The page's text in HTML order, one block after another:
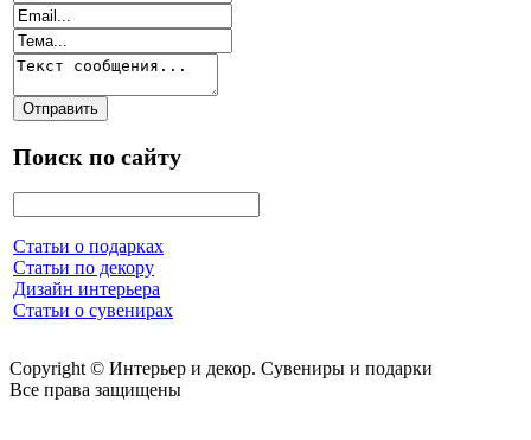
Поиск по сайту
Статьи о подарках
Статьи по декору
Дизайн интерьера
Статьи о сувенирах
Copyright © Интерьер и декор. Сувениры и подарки
Все права защищены